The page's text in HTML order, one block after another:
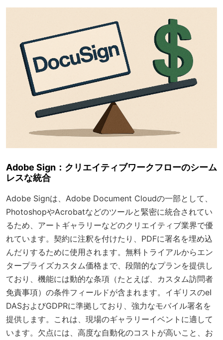
Adobe Sign：クリエイティブワークフローのシーム
レスな統合
Adobe Signは、Adobe Document Cloudの一部として、
PhotoshopやAcrobatなどのツールと緊密に統合されてい
るため、アートギャラリーなどのクリエイティブ業界で優
れています。契約に注釈を付けたり、PDFに署名を埋め込
んだりするために使用されます。無料トライアルからエン
タープライズカスタム価格まで、段階的なプランを提供し
ており、機能には動的な条項（たとえば、カスタム訪問者
免責事項）の条件フィールドが含まれます。イギリスのeI
DASおよびGDPRに準拠しており、強力なモバイル署名を
提供します。これは、現場のギャラリーイベントに適して
います。欠点には、高度な自動化のコストが高いこと、お